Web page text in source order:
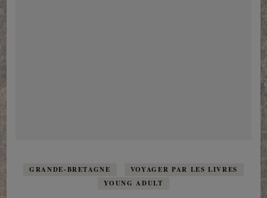
GRANDE-BRETAGNE
VOYAGER PAR LES LIVRES
YOUNG ADULT